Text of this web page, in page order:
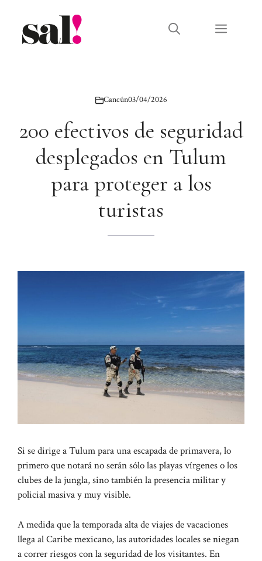
contenido
Menú
Cancún03/04/2026
200 efectivos de seguridad
desplegados en Tulum
para proteger a los
turistas
Si se dirige a Tulum para una escapada de primavera, lo
primero que notará no serán sólo las playas vírgenes o los
clubes de la jungla, sino también la presencia militar y
policial masiva y muy visible.
A medida que la temporada alta de viajes de vacaciones
llega al Caribe mexicano, las autoridades locales se niegan
a correr riesgos con la seguridad de los visitantes. En